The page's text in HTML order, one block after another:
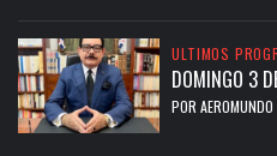
ULTIMOS
DOMINGO 3
POR AEROMUNDO